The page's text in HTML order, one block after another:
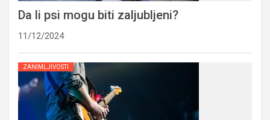
Da li psi mogu biti zaljubljeni?
11/12/2024
ZANIMLJIVOSTI